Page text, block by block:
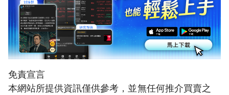
免責宣言
本網站所提供資訊僅供參考，並無任何推介買賣之